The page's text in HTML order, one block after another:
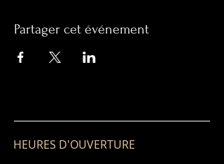
Partager cet événement
HEURES D'OUVERTURE